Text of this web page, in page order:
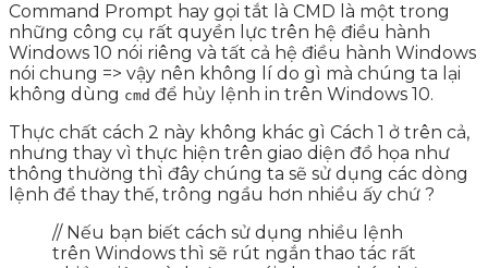
Command Prompt hay gọi tắt là CMD là một trong
những công cụ rất quyền lực trên hệ điều hành
Windows 10 nói riêng và tất cả hệ điều hành Windows
nói chung => vậy nên không lí do gì mà chúng ta lại
không dùng cmd để hủy lệnh in trên Windows 10.
Thực chất cách 2 này không khác gì Cách 1 ở trên cả,
nhưng thay vì thực hiện trên giao diện đồ họa như
thông thường thì đây chúng ta sẽ sử dụng các dòng
lệnh để thay thế, trông ngầu hơn nhiều ấy chứ ?
// Nếu bạn biết cách sử dụng nhiều lệnh
trên Windows thì sẽ rút ngắn thao tác rất